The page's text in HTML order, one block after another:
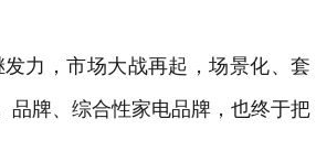
力，市场大战再起，场景化、套
品牌、综合性家电品牌，也终于把